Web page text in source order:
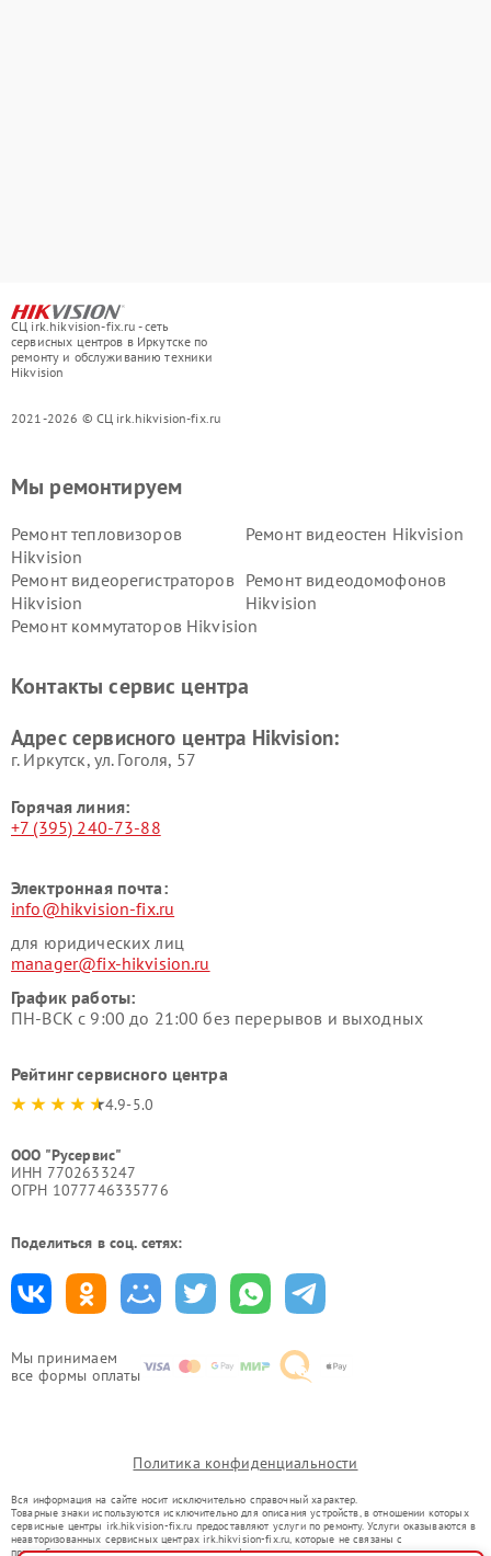
СЦ irk.hikvision-fix.ru - сеть
сервисных центров в Иркутске по
ремонту и обслуживанию техники
Hikvision
2021-2026 © СЦ irk.hikvision-fix.ru
Мы принимаем
все формы оплаты
Мы ремонтируем
Ремонт тепловизоров
Hikvision
Ремонт видеостен Hikvision
Ремонт видеорегистраторов
Hikvision
Ремонт видеодомофонов
Hikvision
Ремонт коммутаторов Hikvision
Контакты сервис центра
Адрес сервисного центра Hikvision:
г. Иркутск, ул. ​Гоголя, 57
Горячая линия:
+7 (395) 240-73-88
Электронная почта:
info@hikvision-fix.ru
для юридических лиц
manager@fix-hikvision.ru
График работы:
ПН-ВСК с 9:00 до 21:00 без перерывов и выходных
Рейтинг сервисного центра
4.9-5.0
ООО "Русервис"
ИНН 7702633247
ОГРН 1077746335776
Поделиться в соц. сетях:
Политика конфиденциальности
Вся информация на сайте носит исключительно справочный характер.
Товарные знаки используются исключительно для описания устройств, в отношении которых
сервисные центры irk.hikvision-fix.ru предоставляют услуги по ремонту. Услуги оказываются в
неавторизованных сервисных центрах irk.hikvision-fix.ru, которые не связаны с
правообладателями товарных знаков или их официальными представителями.